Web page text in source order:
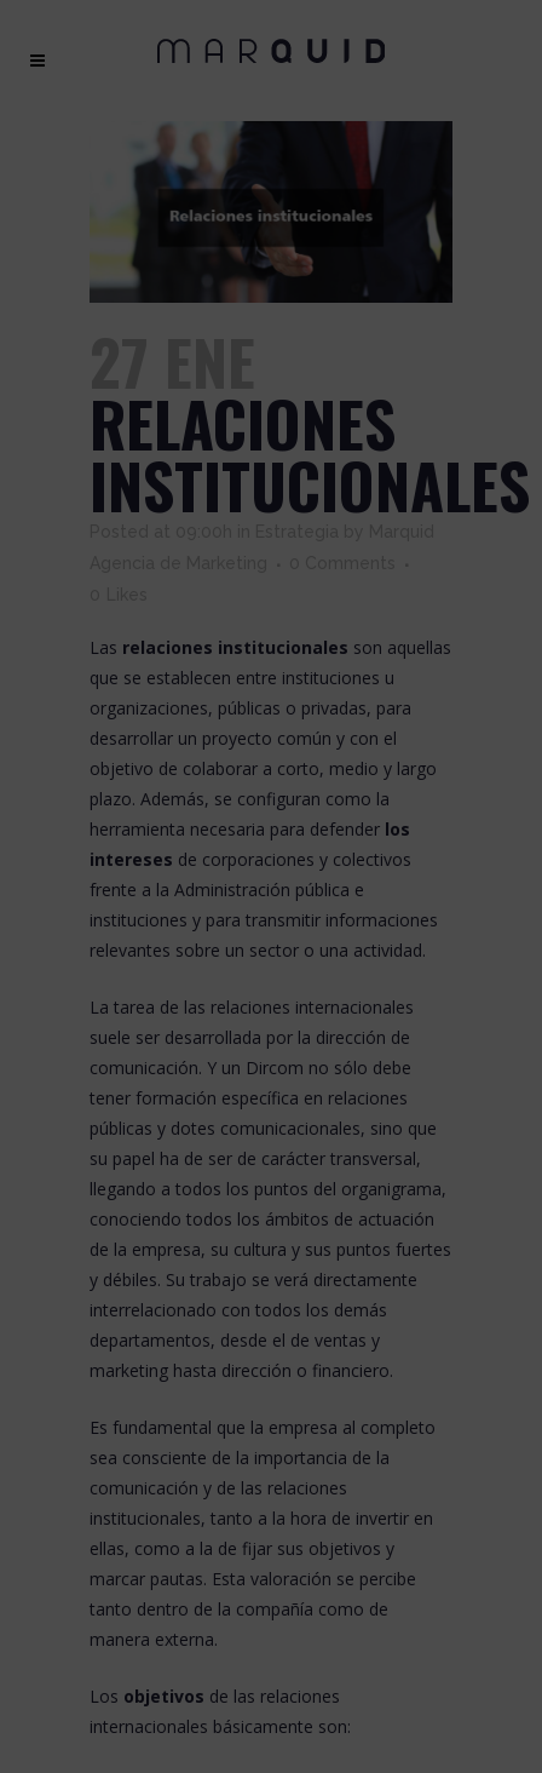
RELACIONES
INSTITUCIONALES
Las relaciones institucionales son aquellas
que se establecen entre instituciones u
organizaciones, públicas o privadas, para
desarrollar un proyecto común y con el
objetivo de colaborar a corto, medio y largo
plazo. Además, se configuran como la
herramienta necesaria para defender los
intereses de corporaciones y colectivos
frente a la Administración pública e
instituciones y para transmitir informaciones
relevantes sobre un sector o una actividad.
La tarea de las relaciones internacionales
suele ser desarrollada por la dirección de
comunicación. Y un Dircom no sólo debe
tener formación específica en relaciones
públicas y dotes comunicacionales, sino que
su papel ha de ser de carácter transversal,
llegando a todos los puntos del organigrama,
conociendo todos los ámbitos de actuación
de la empresa, su cultura y sus puntos fuertes
y débiles. Su trabajo se verá directamente
interrelacionado con todos los demás
departamentos, desde el de ventas y
marketing hasta dirección o financiero.
Es fundamental que la empresa al completo
sea consciente de la importancia de la
comunicación y de las relaciones
institucionales, tanto a la hora de invertir en
ellas, como a la de fijar sus objetivos y
marcar pautas. Esta valoración se percibe
tanto dentro de la compañía como de
manera externa.
Los objetivos de las relaciones
internacionales básicamente son: